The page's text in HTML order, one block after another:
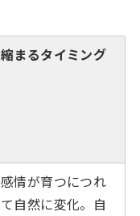
縮まるタイミング
感情が育つにつれ
て自然に変化。自